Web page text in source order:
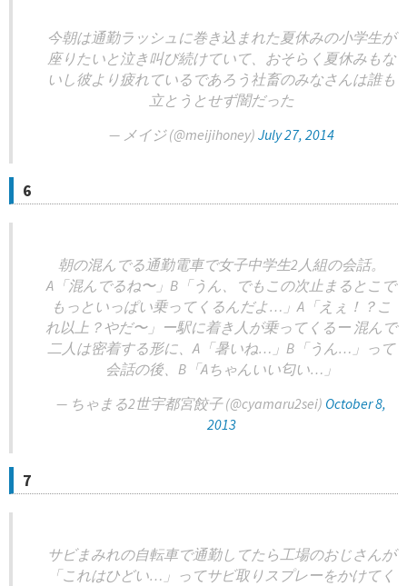
今朝は通勤ラッシュに巻き込まれた夏休みの小学生が
座りたいと泣き叫び続けていて、おそらく夏休みもな
いし彼より疲れているであろう社畜のみなさんは誰も
立とうとせず闇だった
— メイジ (@meijihoney) July 27, 2014
6
朝の混んでる通勤電車で女子中学生2人組の会話。
A「混んでるね〜」B「うん、でもこの次止まるとこで
もっといっぱい乗ってくるんだよ…」A「えぇ！？こ
れ以上？やだ〜」ー駅に着き人が乗ってくるー 混んで
二人は密着する形に、A「暑いね…」B「うん…」って
会話の後、B「Aちゃんいい匂い…」
— ちゃまる2世宇都宮餃子 (@cyamaru2sei) October 8,
2013
7
サビまみれの自転車で通勤してたら工場のおじさんが
「これはひどい…」ってサビ取りスプレーをかけてく